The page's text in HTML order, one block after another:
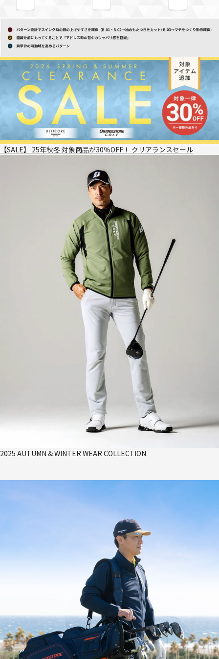
【SALE】 25年秋冬 対象商品が30％OFF！ クリアランスセール
2025 AUTUMN & WINTER WEAR COLLECTION